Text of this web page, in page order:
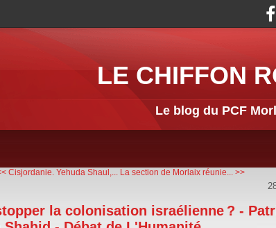
LE CHIFFON
Le blog du PCF
Cisjordanie. Yehuda Shaul,... La section de Morlaix réunie... >>
la colonisation israélienne ? -